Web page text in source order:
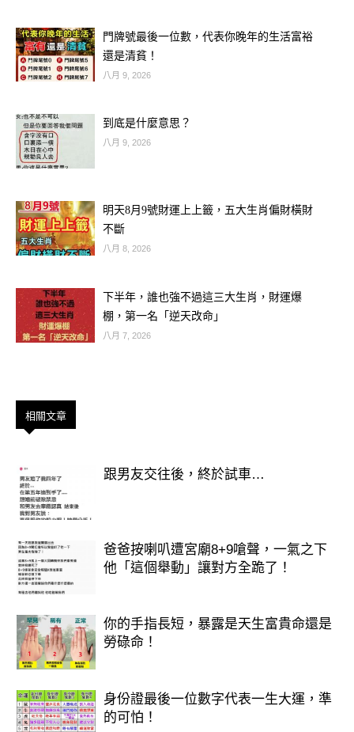
請你讓自己放鬆。
默念：我和他（她）表白會成功？
然後看以下的題目
這時你身邊有魚在遊動
（1）可愛的河豚
（3）友善的海豚
.
.
.
門牌號最後一位數，代表你晚年的生活富裕
還是清貧！
八月 9, 2026
到底是什麼意思？
八月 9, 2026
明天8月9號財運上上籤，五大生肖偏財橫財
不斷
八月 8, 2026
下半年，誰也強不過這三大生肖，財運爆
棚，第一名「逆天改命」
八月 7, 2026
相關文章
跟男友交往後，終於試車…
爸爸按喇叭遭宮廟8+9嗆聲，一氣之下
他「這個舉動」讓對方全跪了！
你的手指長短，暴露是天生富貴命還是
勞碌命！
身份證最後一位數字代表一生大運，準
的可怕！